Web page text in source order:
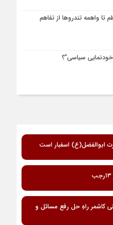
تا واهمه تندروها از تفاهم
سیاسی”؟
ابوالفضل(ع) اسفبار است
کاشمر راهِ حل رفع مسائل و